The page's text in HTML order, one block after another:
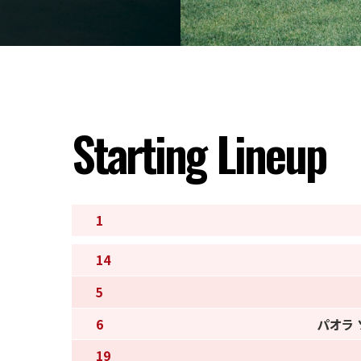
Starting Lineup
1
14
5
6
パオラ
19